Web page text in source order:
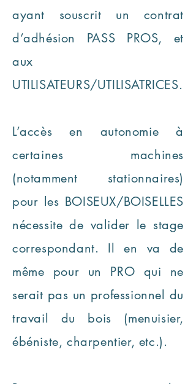
ayant souscrit un contrat
d’adhésion PASS PROS, et
aux
UTILISATEURS/UTILISATRICES.
L’accès en autonomie à
certaines machines
(notamment stationnaires)
pour les BOISEUX/BOISELLES
nécessite de valider le stage
correspondant. Il en va de
même pour un PRO qui ne
serait pas un professionnel du
travail du bois (menuisier,
ébéniste, charpentier, etc.).